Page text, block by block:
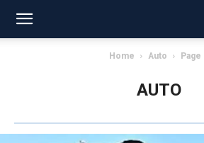
Home Auto Page
AUTO